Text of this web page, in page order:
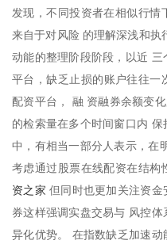
发现，不同投资者在相似行情
来自于对风险 的理解深浅和执
动能的整理阶段阶段，以近
平台，缺乏止损的账户往往一
配资平台， 融 资融券余额变
的检索量在多个时间窗口内
中，有相当一部分人表示，在
考虑通过股票在线配资在结构
资之家 但同时也更加关注资
券这样强调实盘交易与 风控
异化优势。 在指数缺乏加速